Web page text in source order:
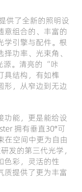
供了全新的照明设
意组合的、丰富的
学引擎与配件。根
功率、光束角、
源。清亮的“咔
具结构，有如榫
形，从窄边到无边
功能，更是能给设
拥有垂直30°可
在空间中更为自由
发的第三代光学，
色彩，灵活的性
质提供了更为丰富